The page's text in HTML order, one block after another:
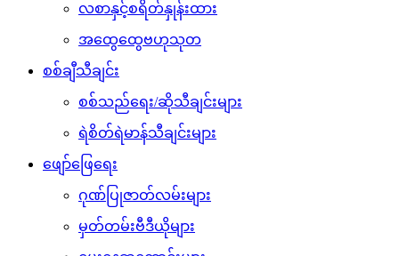
လစာနှင့်စရိတ်နှုန်းထား
အထွေထွေဗဟုသုတ
စစ်ချီသီချင်း
စစ်သည်ရေး/ဆိုသီချင်းများ
ရဲစိတ်ရဲမာန်သီချင်းများ
ဖျော်ဖြေရေး
ဂုဏ်ပြုဇာတ်လမ်းများ
မှတ်တမ်းဗီဒီယိုများ